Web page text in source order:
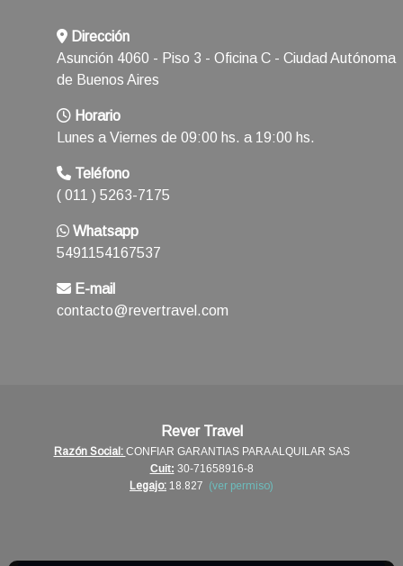
Dirección
Asunción 4060 - Piso 3 - Oficina C - Ciudad Autónoma
de Buenos Aires
Horario
Lunes a Viernes de 09:00 hs. a 19:00 hs.
Teléfono
( 011 ) 5263-7175
Whatsapp
5491154167537
E-mail
contacto@revertravel.com
Rever Travel
Razón Social: CONFIAR GARANTIAS PARA ALQUILAR SAS
Cuit: 30-71658916-8
Legajo: 18.827 (ver permiso)